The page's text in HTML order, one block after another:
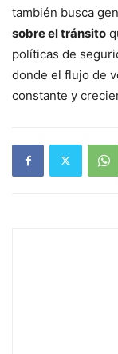
también busca
sobre el tránsito
políticas de
donde el flujo de
constante y